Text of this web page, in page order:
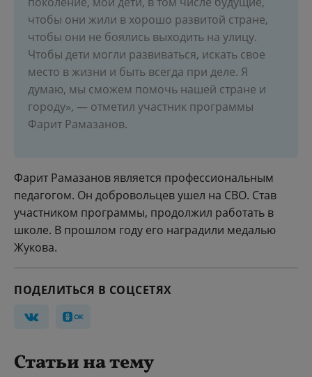
чтобы они жили в хорошо развитой стране,
чтобы они не боялись выходить на улицу.
Чтобы дети могли развиваться, искать свое
место в жизни и быть всегда при деле. Я
думаю, мы сможем помочь нашей стране и
городу», — отметил участник программы
Фарит Рамазанов.
Фарит Рамазанов является профессиональным
педагогом. Он добровольцев ушел на СВО. Став
участником программы, продолжил работать в
школе. В прошлом году его наградили медалью
Жукова.
ПОДЕЛИТЬСЯ В СОЦСЕТЯХ
Статьи на тему